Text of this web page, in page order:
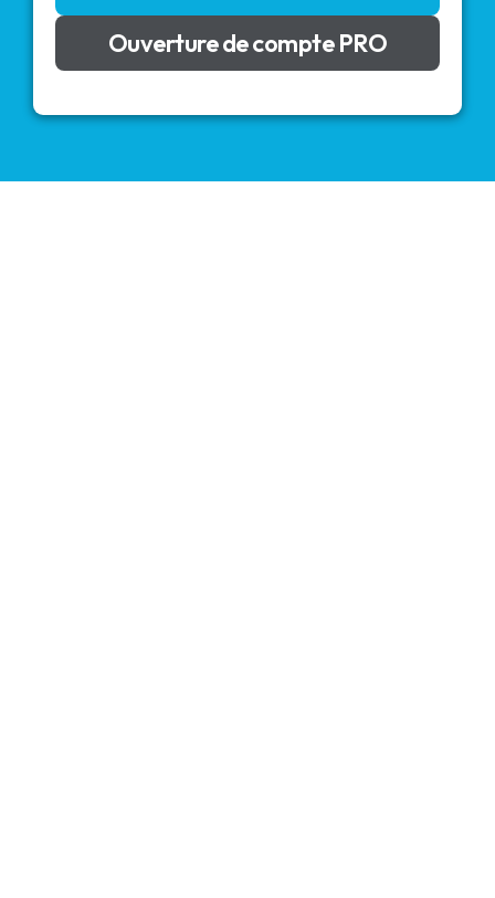
Ouverture de compte PRO